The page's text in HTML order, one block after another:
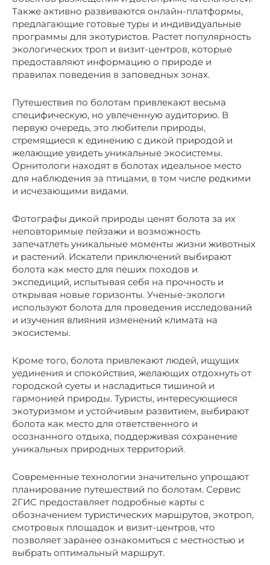
Также активно развиваются онлайн-платформы,
предлагающие готовые туры и индивидуальные
программы для экотуристов. Растет популярность
экологических троп и визит-центров, которые
предоставляют информацию о природе и
правилах поведения в заповедных зонах.
Путешествия по болотам привлекают весьма
специфическую, но увлеченную аудиторию. В
первую очередь, это любители природы,
стремящиеся к единению с дикой природой и
желающие увидеть уникальные экосистемы.
Орнитологи находят в болотах идеальное место
для наблюдения за птицами, в том числе редкими
и исчезающими видами.
Фотографы дикой природы ценят болота за их
неповторимые пейзажи и возможность
запечатлеть уникальные моменты жизни животных
и растений. Искатели приключений выбирают
болота как место для пеших походов и
экспедиций, испытывая себя на прочность и
открывая новые горизонты. Ученые-экологи
используют болота для проведения исследований
и изучения влияния изменений климата на
экосистемы.
Кроме того, болота привлекают людей, ищущих
уединения и спокойствия, желающих отдохнуть от
городской суеты и насладиться тишиной и
гармонией природы. Туристы, интересующиеся
экотуризмом и устойчивым развитием, выбирают
болота как место для ответственного и
осознанного отдыха, поддерживая сохранение
уникальных природных территорий.
Современные технологии значительно упрощают
планирование путешествий по болотам. Сервис
2ГИС предоставляет подробные карты с
обозначением туристических маршрутов, экотроп,
смотровых площадок и визит-центров, что
позволяет заранее ознакомиться с местностью и
выбрать оптимальный маршрут.